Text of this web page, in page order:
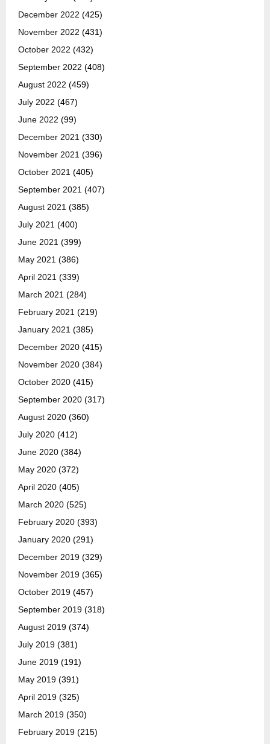
December 2022 (425)
November 2022 (431)
October 2022 (432)
September 2022 (408)
August 2022 (459)
July 2022 (467)
June 2022 (99)
December 2021 (330)
November 2021 (396)
October 2021 (405)
September 2021 (407)
August 2021 (385)
July 2021 (400)
June 2021 (399)
May 2021 (386)
April 2021 (339)
March 2021 (284)
February 2021 (219)
January 2021 (385)
December 2020 (415)
November 2020 (384)
October 2020 (415)
September 2020 (317)
August 2020 (360)
July 2020 (412)
June 2020 (384)
May 2020 (372)
April 2020 (405)
March 2020 (525)
February 2020 (393)
January 2020 (291)
December 2019 (329)
November 2019 (365)
October 2019 (457)
September 2019 (318)
August 2019 (374)
July 2019 (381)
June 2019 (191)
May 2019 (391)
April 2019 (325)
March 2019 (350)
February 2019 (215)